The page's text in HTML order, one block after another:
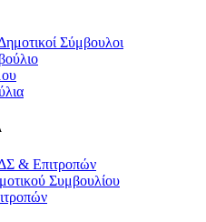
Σύμβουλοι
& Επιτροπών
Συμβουλίου